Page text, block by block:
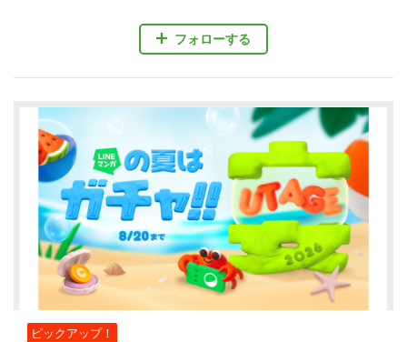
フォローする
ピックアップ！